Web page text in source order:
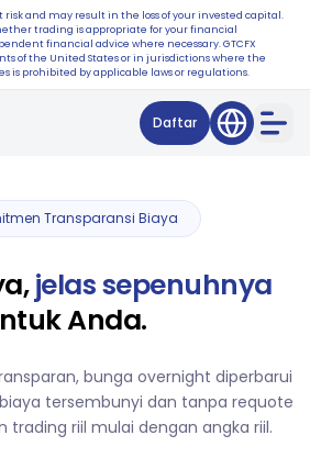
risk and may result in the loss of your invested capital.
trading is appropriate for your financial
financial advice where necessary. GTCFX
of the United States or in jurisdictions where the
is prohibited by applicable laws or regulations.
Daftar
Transparansi Biaya
jelas sepenuhnya
Anda.
bunga overnight diperbarui
tersembunyi dan tanpa requote
trading riil mulai dengan angka riil.